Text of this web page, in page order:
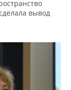
вывод